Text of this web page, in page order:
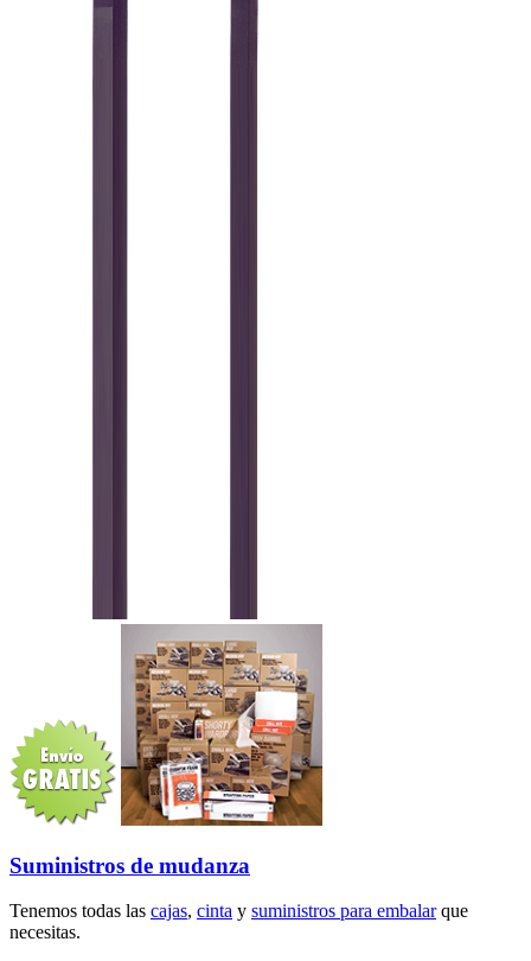
Suministros de mudanza
Tenemos todas las cajas, cinta y suministros para embalarque
necesitas.